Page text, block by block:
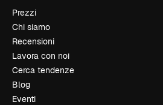
Prezzi
Chi siamo
Recensioni
Lavora con noi
Cerca tendenze
Blog
Eventi